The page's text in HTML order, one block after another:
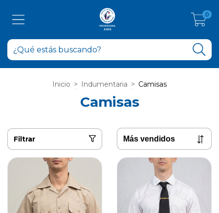
0
Inicio > Indumentaria > Camisas
Camisas
Filtrar